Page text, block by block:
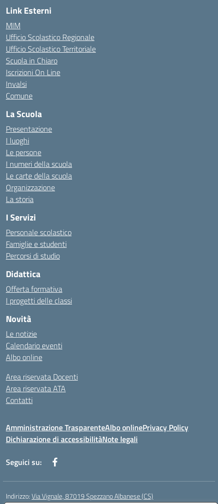
Link Esterni
MIM
Ufficio Scolastico Regionale
Ufficio Scolastico Territoriale
Scuola in Chiaro
Iscrizioni On Line
Invalsi
Comune
La Scuola
Presentazione
I luoghi
Le persone
I numeri della scuola
Le carte della scuola
Organizzazione
La storia
I Servizi
Personale scolastico
Famiglie e studenti
Percorsi di studio
Didattica
Offerta formativa
I progetti delle classi
Novità
Le notizie
Calendario eventi
Albo online
Area riservata Docenti
Area riservata ATA
Contatti
Amministrazione TrasparenteAlbo onlinePrivacy Policy
Dichiarazione di accessibilitàNote legali
Seguici su:
Indirizzo:Via Vignale, 87019 Spezzano Albanese (CS)